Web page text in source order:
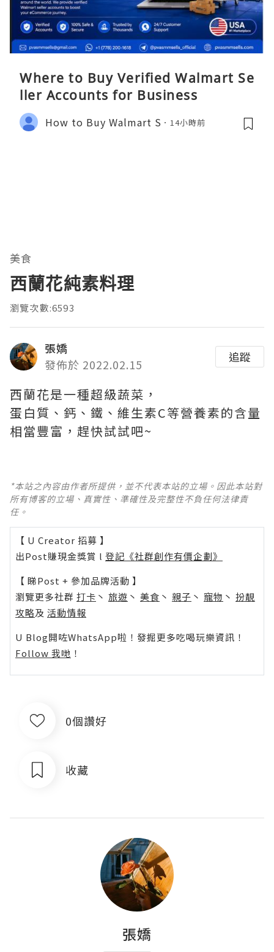
Where to Buy Verified Walmart Se
ller Accounts for Business
How to Buy Walmart S 14小時前
美食
西蘭花純素料理
瀏覽次數:6593
張嬌
發佈於 2022.02.15
追蹤
西蘭花是一種超級蔬菜，
蛋白質、鈣、鐵、維生素C等營養素的含量
相當豐富，趕快試試吧~
*本站之內容由作者所提供，並不代表本站的立場。因此本站對
所有博客的立場、真實性、準確性及完整性不負任何法律責
任。
【 U Creator 招募 】
出Post賺現金獎賞 l 登記《社群創作有價企劃》
【 睇Post + 參加品牌活動 】
瀏覽更多社群 打卡 丶 旅遊 丶 美食 丶 親子 丶 寵物 丶 扮靚
攻略及 活動情報
U Blog開咗WhatsApp啦！發掘更多吃喝玩樂資訊！
Follow 我哋 ！
0個讚好
收藏
張嬌